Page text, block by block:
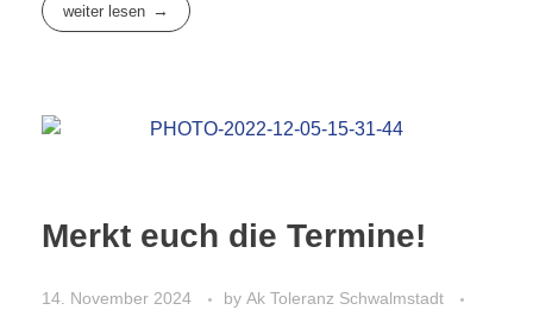
weiter lesen
Merkt euch die Termine!
14. November 2024 by Ak Toleranz Schwalmstadt